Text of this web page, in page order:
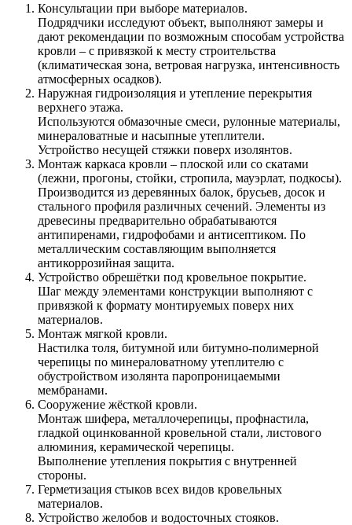
Консультации при выборе материалов.
Подрядчики исследуют объект, выполняют замеры и
дают рекомендации по возможным способам устройства
кровли – с привязкой к месту строительства
(климатическая зона, ветровая нагрузка, интенсивность
атмосферных осадков).
Наружная гидроизоляция и утепление перекрытия
верхнего этажа.
Используются обмазочные смеси, рулонные материалы,
минераловатные и насыпные утеплители.
Устройство несущей стяжки поверх изолянтов.
Монтаж каркаса кровли – плоской или со скатами
(лежни, прогоны, стойки, стропила, мауэрлат, подкосы).
Производится из деревянных балок, брусьев, досок и
стального профиля различных сечений. Элементы из
древесины предварительно обрабатываются
антипиренами, гидрофобами и антисептиком. По
металлическим составляющим выполняется
антикоррозийная защита.
Устройство обрешётки под кровельное покрытие.
Шаг между элементами конструкции выполняют с
привязкой к формату монтируемых поверх них
материалов.
Монтаж мягкой кровли.
Настилка толя, битумной или битумно-полимерной
черепицы по минераловатному утеплителю с
обустройством изолянта паропроницаемыми
мембранами.
Сооружение жёсткой кровли.
Монтаж шифера, металлочерепицы, профнастила,
гладкой оцинкованной кровельной стали, листового
алюминия, керамической черепицы.
Выполнение утепления покрытия с внутренней
стороны.
Герметизация стыков всех видов кровельных
материалов.
Устройство желобов и водосточных стояков.